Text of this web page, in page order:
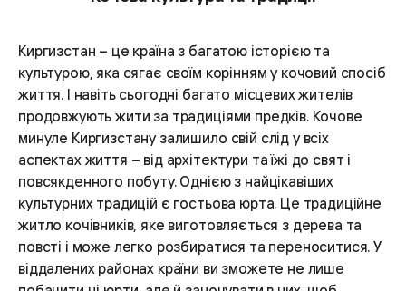
Киргизстан – це країна з багатою історією та
культурою, яка сягає своїм корінням у кочовий спосіб
життя. І навіть сьогодні багато місцевих жителів
продовжують жити за традиціями предків. Кочове
минуле Киргизстану залишило свій слід у всіх
аспектах життя – від архітектури та їжі до свят і
повсякденного побуту. Однією з найцікавіших
культурних традицій є гостьова юрта. Це традиційне
житло кочівників, яке виготовляється з дерева та
повсті і може легко розбиратися та переноситися. У
віддалених районах країни ви зможете не лише